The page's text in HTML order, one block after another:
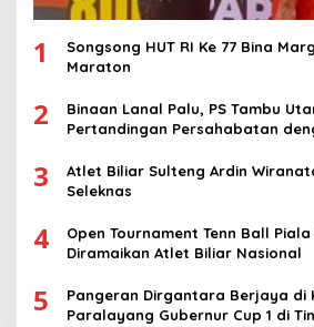
1
Songsong HUT RI Ke 77 Bina
Maraton
2
Binaan Lanal Palu, PS Tambu
Pertandingan Persahabatan
3
Atlet Biliar Sulteng Ardin
Seleknas
4
Open Tournament Tenn Ball
Diramaikan Atlet Biliar Nasional
5
Pangeran Dirgantara Berjaya di
Paralayang Gubernur Cup 1 di